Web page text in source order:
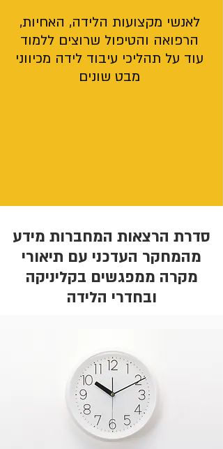
לאנשי מקצועות הלידה, האחיות,
הרפואה והטיפול שרוצים ללמוד
עוד על תהליכי עיבוד לידה מכיווני
מבט שונים
סדרת הרצאות המחברות מידע
מהמחקר העדכני עם תיאורי
מקרה ממפגשים בקליניקה
ובחדרי הלידה